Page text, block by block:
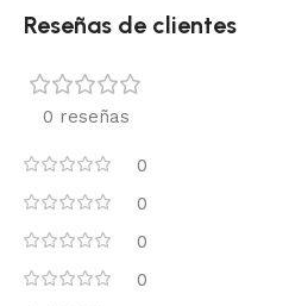
Reseñas de clientes
0 reseñas
0
0
0
0